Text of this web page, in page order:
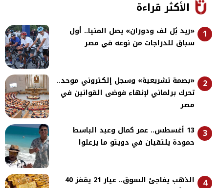
الأكثر قراءة
1
«ريد بُل لف ودوران» يصل المنيا.. أول
سباق للدراجات من نوعه في مصر
2
«بصمة تشريعية» وسجل إلكتروني موحد..
تحرك برلماني لإنهاء فوضى القوانين في
مصر
3
13 أغسطس.. عمر كمال وعبد الباسط
حمودة يلتقيان في دويتو ما يزعلوا
4
الذهب يفاجئ السوق.. عيار 21 يقفز 40